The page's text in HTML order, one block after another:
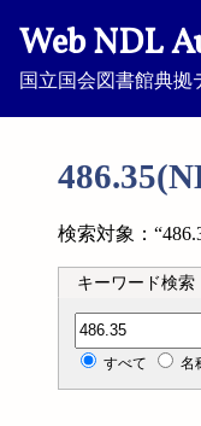
Web NDL
国立国会図書館典拠
検索対象：
キーワード検索
分類記号検索
すべて 名